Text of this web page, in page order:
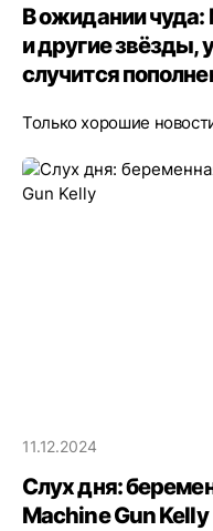
В ожидании
и другие звёзды,
случится
Только хорошие
11.12.2024
Слух дня:
Machine Gun Kelly